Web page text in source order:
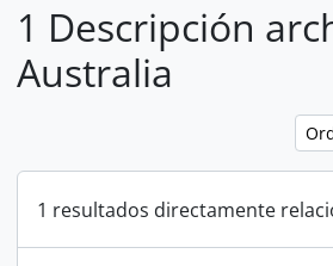
1 Descripción
Australia
1 resultados directamente